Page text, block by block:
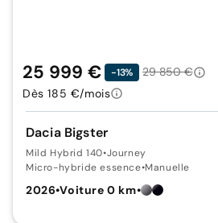
Dacia Bigster
Mild Hybrid 140•Journey
Micro-hybride essence•Manuelle
2026•Voiture 0 km•
25 999 € -13%
29 850 €
Dès 185 €/mois